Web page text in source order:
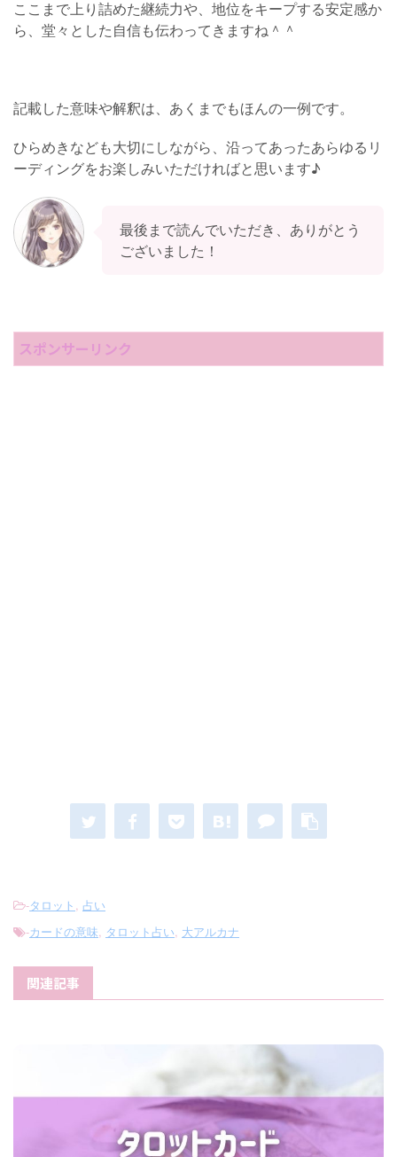
ここまで上り詰めた継続力や、地位をキープする安定感か
ら、堂々とした自信も伝わってきますね＾＾
記載した意味や解釈は、あくまでもほんの一例です。
ひらめきなども大切にしながら、沿ってあったあらゆるリ
ーディングをお楽しみいただければと思います♪
最後まで読んでいただき、ありがとう
ございました！
スポンサーリンク
-タロット , 占い
-カードの意味, タロット占い, 大アルカナ
関連記事